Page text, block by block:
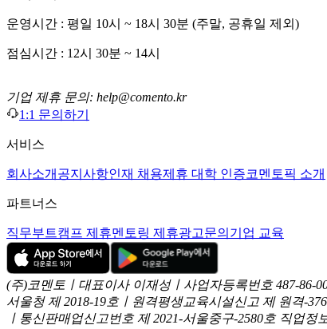
운영시간 : 평일 10시 ~ 18시 30분 (주말, 공휴일 제외)
점심시간 : 12시 30분 ~ 14시
기업 제휴 문의: help@comento.kr
1:1 문의하기
서비스
회사소개 공지사항인재 채용제휴 대학 인증코멘토픽 소개
파트너스
직무부트캠프 제휴멘토링 제휴광고문의 기업 교육
(주)코멘토ㅣ대표이사 이재성ㅣ사업자등록번호 487-86-
서울청 제 2018-19호ㅣ원격평생교육시설신고 제 원격-
ㅣ통신판매업신고번호 제 2021-서울중구-2580호 직업정